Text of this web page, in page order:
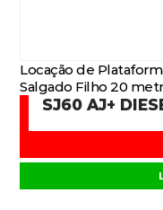
Locação de
Salgado Filho 20
SJ60 AJ+